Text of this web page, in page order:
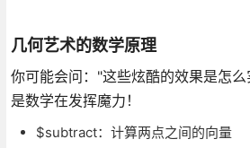
几何艺术的数学原理
你可能会问："这些炫酷的效果是怎
是数学在发挥魔力！
$subtract：计算两点之间的向量